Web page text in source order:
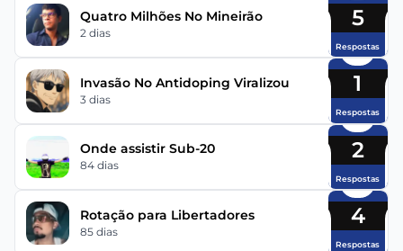
Quatro Milhões No Mineirão
2 dias
5
Respostas
Invasão No Antidoping Viralizou
3 dias
1
Respostas
Onde assistir Sub-20
84 dias
2
Respostas
Rotação para Libertadores
85 dias
4
Respostas